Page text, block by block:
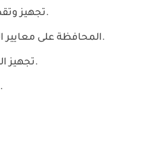
تجهيز وتقطيع اللحوم والأسماك.
المحافظة على معايير النظافة وسلامة الغذاء.
تجهيز الطلبات اليومية للعملاء.
الالتزام بمعايير الجودة.